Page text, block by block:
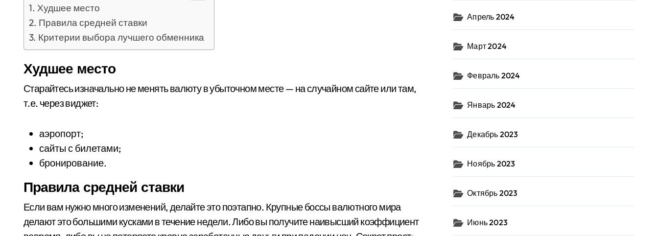
Худшее место
Правила средней ставки
Критерии выбора лучшего обменника
Худшее место
Старайтесь изначально не менять валюту в убыточном месте — на случайном сайте или там,
т.е. через виджет:
аэропорт;
сайты с билетами;
бронирование.
Правила средней ставки
Если вам нужно много изменений, делайте это поэтапно. Крупные боссы валютного мира
делают это большими кусками в течение недели. Либо вы получите наивысший коэффициент
Апрель 2024
Март 2024
Февраль 2024
Январь 2024
Декабрь 2023
Ноябрь 2023
Октябрь 2023
Июнь 2023